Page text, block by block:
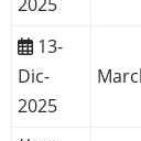
13-
Dic-
2025